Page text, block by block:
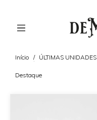
Início / ÚLTIMAS UNIDADES